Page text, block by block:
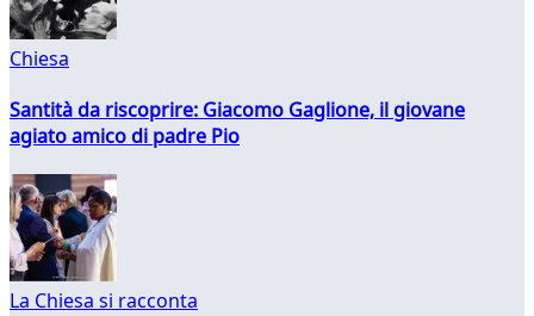
Chiesa
Santità da riscoprire: Giacomo Gaglione, il giovane
agiato amico di padre Pio
La Chiesa si racconta